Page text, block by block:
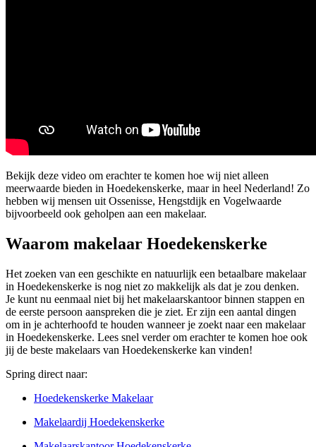
Bekijk deze video om erachter te komen hoe wij niet alleen
meerwaarde bieden in Hoedekenskerke, maar in heel Nederland! Zo
hebben wij mensen uit Ossenisse, Hengstdijk en Vogelwaarde
bijvoorbeeld ook geholpen aan een makelaar.
Waarom makelaar Hoedekenskerke
Het zoeken van een geschikte en natuurlijk een betaalbare makelaar
in Hoedekenskerke is nog niet zo makkelijk als dat je zou denken.
Je kunt nu eenmaal niet bij het makelaarskantoor binnen stappen en
de eerste persoon aanspreken die je ziet. Er zijn een aantal dingen
om in je achterhoofd te houden wanneer je zoekt naar een makelaar
in Hoedekenskerke. Lees snel verder om erachter te komen hoe ook
jij de beste makelaars van Hoedekenskerke kan vinden!
Spring direct naar:
Hoedekenskerke Makelaar
Makelaardij Hoedekenskerke